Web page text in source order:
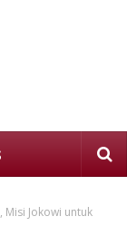
Misi Jokowi untuk